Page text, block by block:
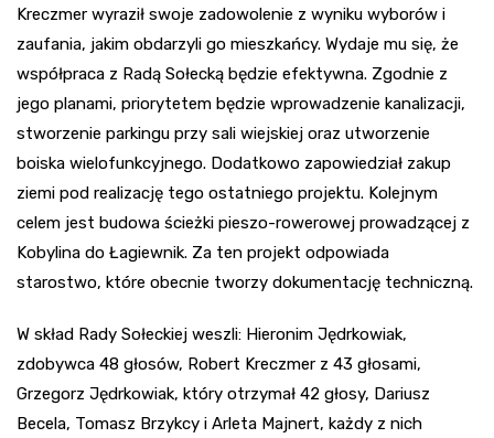
Kreczmer wyraził swoje zadowolenie z wyniku wyborów i
zaufania, jakim obdarzyli go mieszkańcy. Wydaje mu się, że
współpraca z Radą Sołecką będzie efektywna. Zgodnie z
jego planami, priorytetem będzie wprowadzenie kanalizacji,
stworzenie parkingu przy sali wiejskiej oraz utworzenie
boiska wielofunkcyjnego. Dodatkowo zapowiedział zakup
ziemi pod realizację tego ostatniego projektu. Kolejnym
celem jest budowa ścieżki pieszo-rowerowej prowadzącej z
Kobylina do Łagiewnik. Za ten projekt odpowiada
starostwo, które obecnie tworzy dokumentację techniczną.
W skład Rady Sołeckiej weszli: Hieronim Jędrkowiak,
zdobywca 48 głosów, Robert Kreczmer z 43 głosami,
Grzegorz Jędrkowiak, który otrzymał 42 głosy, Dariusz
Becela, Tomasz Brzykcy i Arleta Majnert, każdy z nich